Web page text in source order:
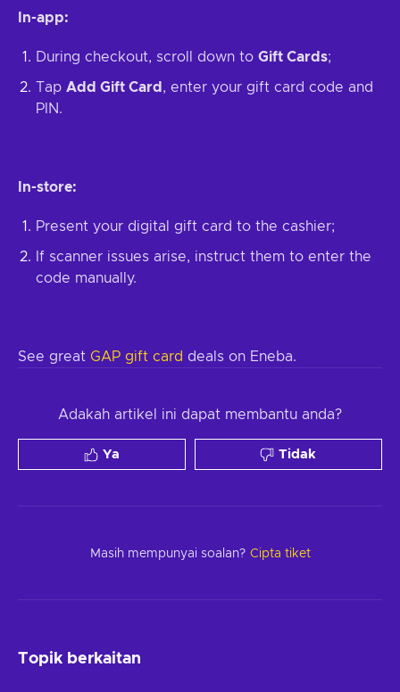
In-app:
During checkout, scroll down to Gift Cards;
Tap Add Gift Card , enter your gift card code and
PIN.
In-store:
Present your digital gift card to the cashier;
If scanner issues arise, instruct them to enter the
code manually.
See great GAP gift card deals on Eneba.
Adakah artikel ini dapat membantu anda?
Ya Tidak
Masih mempunyai soalan? Cipta tiket
Topik berkaitan